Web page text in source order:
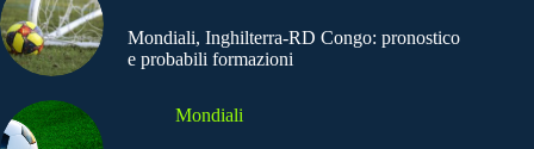
Mondiali, Inghilterra-RD Congo: pronostico
e probabili formazioni
Mondiali